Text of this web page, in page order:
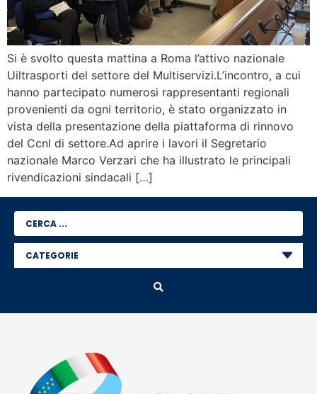
Si è svolto questa mattina a Roma l’attivo nazionale
Uiltrasporti del settore del Multiservizi.L’incontro, a cui
hanno partecipato numerosi rappresentanti regionali
provenienti da ogni territorio, è stato organizzato in
vista della presentazione della piattaforma di rinnovo
del Ccnl di settore.Ad aprire i lavori il Segretario
nazionale Marco Verzari che ha illustrato le principali
rivendicazioni sindacali […]